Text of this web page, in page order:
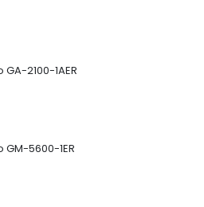
2100-1AER
GM-5600-1ER